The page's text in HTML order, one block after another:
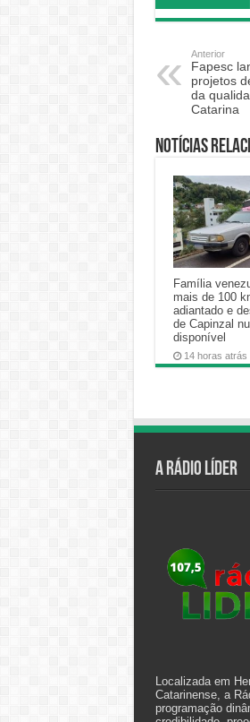
Anterior
Fapesc
projetos
da
Catarina
Notícias
Família
mais de 100
adiantado e
de Capinzal
disponível
14 horas atrás
A Rádio Líder
Localizada em
Catarinense, a
programação